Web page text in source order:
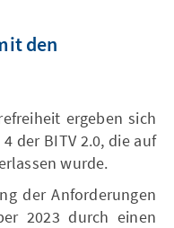
den
ergeben sich
der BITV 2.0, die auf
wurde.
der Anforderungen
2023 durch einen